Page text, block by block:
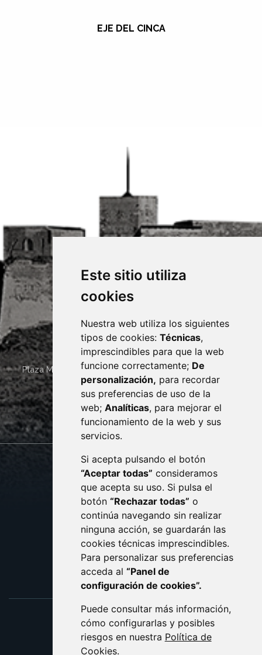
Este sitio utiliza
cookies
Nuestra web utiliza los siguientes
tipos de cookies: Técnicas,
imprescindibles para que la web
funcione correctamente; De
personalización, para recordar
sus preferencias de uso de la
web; Analíticas, para mejorar el
funcionamiento de la web y sus
servicios.
Si acepta pulsando el botón
“Aceptar todas” consideramos
que acepta su uso. Si pulsa el
botón “Rechazar todas” o
continúa navegando sin realizar
ninguna acción, se guardarán las
cookies técnicas imprescindibles.
Para personalizar sus preferencias
acceda al “Panel de
configuración de cookies”.
Puede consultar más información,
cómo configurarlas y posibles
riesgos en nuestra Política de
Cookies.
EJE DEL CINCA
Plaza Mayor 4 22400 MONZÓN - ARAGÓN (ESPAÑA)
· (34) 974 400 700 ·
sac@monzon.es
monzon.es
CONTACTO
AVISO LEGAL
PROTECCIÓN DE DATOS
POLÍTICA DE COOKIES
ACCESIBILIDAD
ENLACE EXTERNO AL